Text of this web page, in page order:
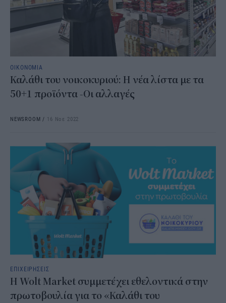
ΟΙΚΟΝΟΜΙΑ
Καλάθι του νοικοκυριού: Η νέα λίστα με τα
50+1 προϊόντα -Οι αλλαγές
NEWSROOM / 16 Νοε 2022
ΕΠΙΧΕΙΡΗΣΕΙΣ
Η Wolt Market συμμετέχει εθελοντικά στην
πρωτοβουλία για το «Καλάθι του